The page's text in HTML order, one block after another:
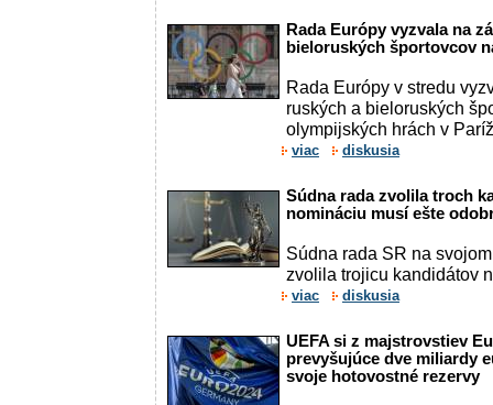
Rada Európy vyzvala na
bieloruských športovcov
Rada Európy v stredu
ruských a bieloruských
olympijských hrách v
viac diskusia
Súdna rada zvolila troch
nomináciu musí ešte
Súdna rada SR na
zvolila trojicu kandidátov
viac diskusia
UEFA si z majstrovstiev
prevyšujúce dve miliardy
svoje hotovostné rezervy